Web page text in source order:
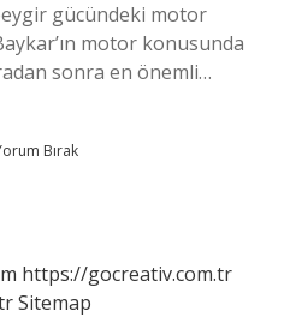
gücündeki motor
motor konusunda
sonra en önemli…
Bırak
https://gocreativ.com.tr
Sitemap